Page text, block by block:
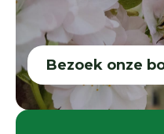
Bezoek onze